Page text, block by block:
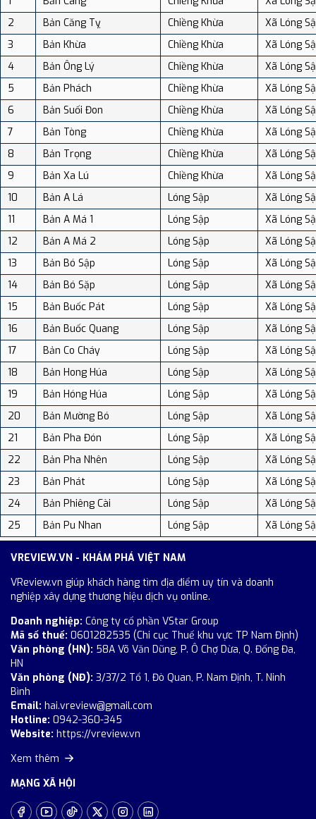
2
Bản Căng Tỵ Chiềng Khừa
Xã Lóng
3
Bản Khừa Chiềng Khừa
Xã Lóng
4
Bản Ông Lý Chiềng Khừa
Xã Lóng
5
Bản Phách Chiềng Khừa
Xã Lóng
6
Bản Suối Đon Chiềng Khừa
Xã Lóng
7
Bản Tòng Chiềng Khừa
Xã Lóng
8
Bản Trọng Chiềng Khừa
Xã Lóng
9
Bản Xa Lú Chiềng Khừa
Xã Lóng
10
Bản A Lá Lóng Sập
Xã Lóng
11
Bản A Má 1 Lóng Sập
Xã Lóng
12
Bản A Má 2 Lóng Sập
Xã Lóng
13
Bản Bó Sập Lóng Sập
Xã Lóng
14
Bản Bó Sặp Lóng Sập
Xã Lóng
15
Bản Buốc Pát Lóng Sập
Xã Lóng
16
Bản Buốc Quang Lóng Sập
Xã Lóng
17
Bản Co Cháy Lóng Sập
Xã Lóng
18
Bản Hong Húa Lóng Sập
Xã Lóng
19
Bản Hóng Húa Lóng Sập
Xã Lóng
20
Bản Mường Bó Lóng Sập
Xã Lóng
21
Bản Pha Đón Lóng Sập
Xã Lóng
22
Bản Pha Nhên Lóng Sập
Xã Lóng
23
Bản Phát Lóng Sập
Xã Lóng
24
Bản Phiêng Cài Lóng Sập
Xã Lóng
25
Bản Pu Nhan Lóng Sập Xã Lóng
VREVIEW.VN - KHÁM PHÁ VIỆT NAM
VReview.vn giúp khách hàng tìm địa điểm uy tín và doanh
nghiệp xây dựng thương hiệu dịch vụ online.
Doanh nghiệp: Công ty cổ phần VStar Group
Mã số thuế: 0601282535 (Chi cục Thuế khu vực TP Nam Định)
Văn phòng (HN): 58A Võ Văn Dũng, P. Ô Chợ Dừa, Q. Đống Đa,
HN
Văn phòng (NĐ): 3/37/2 Tổ 1, Đò Quan, P. Nam Định, T. Ninh
Bình
Email: hai.vreview@gmail.com
Hotline: 0942-360-345
Website: https://vreview.vn
Xem thêm
MẠNG XÃ HỘI